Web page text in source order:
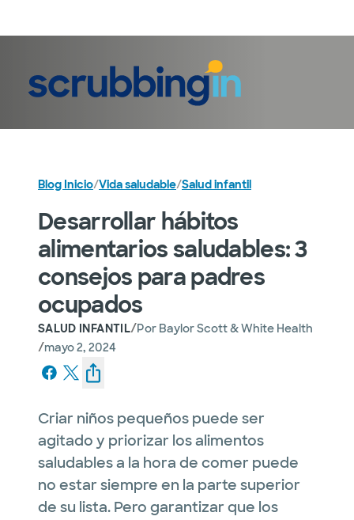
Blog Inicio/Vida saludable/Salud infantil
Desarrollar hábitos
alimentarios saludables: 3
consejos para padres
ocupados
SALUD INFANTIL/Por Baylor Scott & White Health
/mayo 2, 2024
Criar niños pequeños puede ser
agitado y priorizar los alimentos
saludables a la hora de comer puede
no estar siempre en la parte superior
de su lista. Pero garantizar que los